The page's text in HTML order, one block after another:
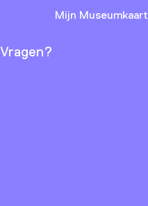
Vragen?
Mijn Museumkaart